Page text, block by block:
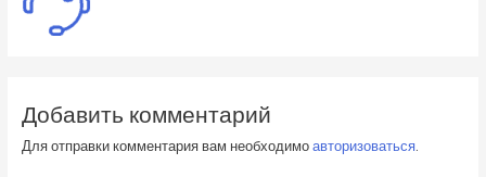
Добавить комментарий
Для отправки комментария вам необходимоавторизоваться.